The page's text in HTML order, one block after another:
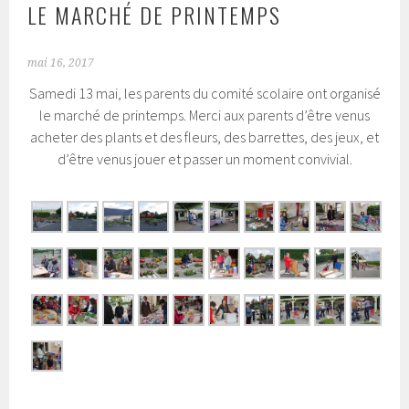
LE MARCHÉ DE PRINTEMPS
mai 16, 2017
Samedi 13 mai, les parents du comité scolaire ont organisé
le marché de printemps. Merci aux parents d’être venus
acheter des plants et des fleurs, des barrettes, des jeux, et
d’être venus jouer et passer un moment convivial.